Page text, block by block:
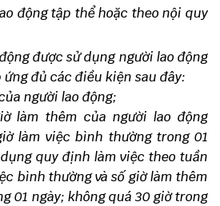
động tập thể hoặc theo nội quy
được sử dụng người lao động
đủ các điều kiện sau đây:
người lao động;
làm thêm của người lao động
làm việc bình thường trong 01
quy định làm việc theo tuần
bình thường và số giờ làm thêm
01 ngày; không quá 30 giờ trong